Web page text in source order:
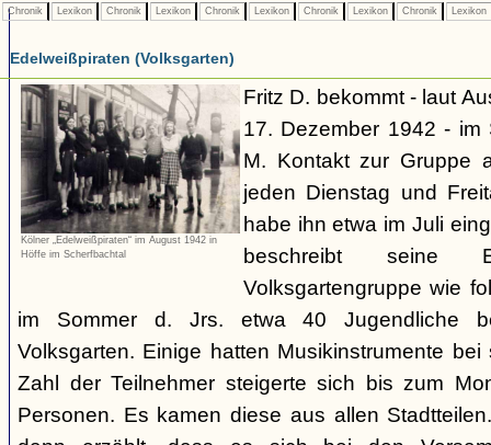
Chronik Lexikon Chronik Lexikon Chronik Lexikon Chronik Lexikon Chronik Lexikon
Edelweißpiraten (Volksgarten)
Kölner „Edelweißpiraten“ im August 1942 in
Höffe im Scherfbachtal
Fritz D. bekommt - laut
17. Dezember 1942 - im
M. Kontakt zur Gruppe
jeden Dienstag und
habe ihn etwa im Juli
beschreibt seine
Volksgartengruppe wie
im Sommer d. Jrs. etwa 40 Jugendliche
Volksgarten. Einige hatten Musikinstrumente
Zahl der Teilnehmer steigerte sich bis zum
Personen. Es kamen diese aus allen